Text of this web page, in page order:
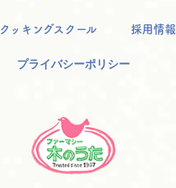
クッキングスクール 採用情報
プライバシーポリシー